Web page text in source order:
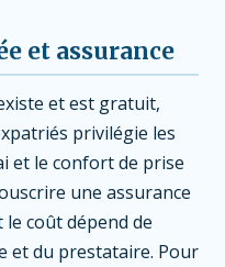
et assurance
et est gratuit,
privilégie les
et le confort de prise
une assurance
coût dépend de
et du prestataire. Pour